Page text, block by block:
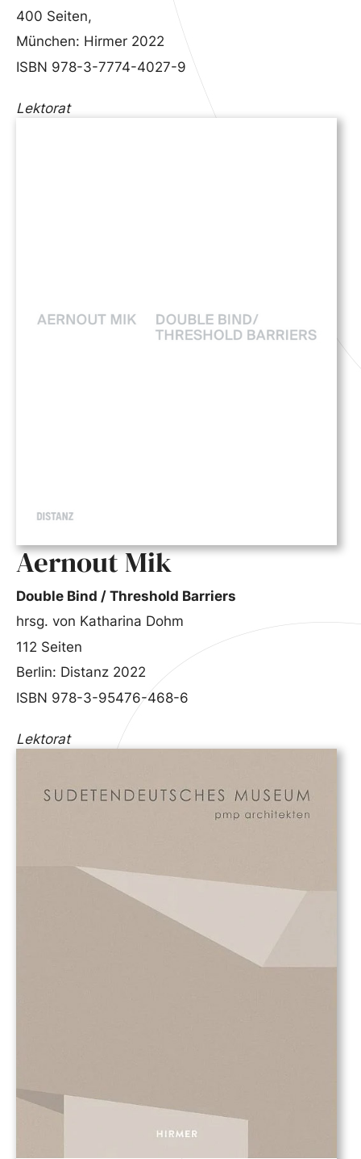
400 Seiten,
München: Hirmer 2022
ISBN 978-3-7774-4027-9
Lektorat
Aernout Mik
Double Bind / Threshold Barriers
hrsg. von Katharina Dohm
112 Seiten
Berlin: Distanz 2022
ISBN 978-3-95476-468-6
Lektorat